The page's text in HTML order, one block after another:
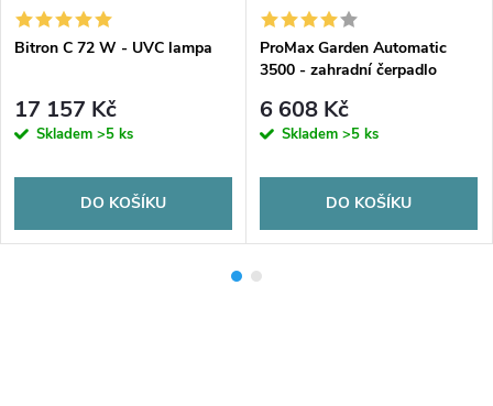
Bitron C 72 W - UVC lampa
17 157 Kč
Skladem >5 ks
DO KOŠÍKU
ProMax Garden Automatic
3500 - zahradní čerpadlo
6 608 Kč
Skladem >5 ks
DO KOŠÍKU